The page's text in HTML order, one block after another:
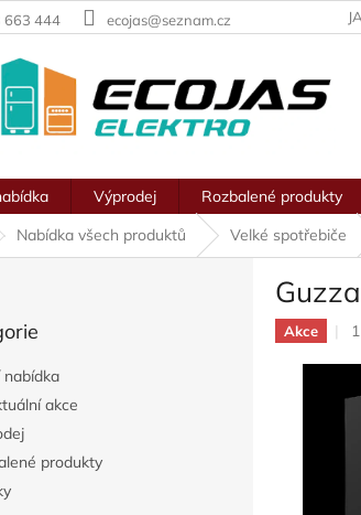
663 444 ecojas@seznam.cz
Výprodej Rozbalené produkty
Nabídka všech produktů Velké spotřebiče
nabídka
akce
produkty
Akce
je